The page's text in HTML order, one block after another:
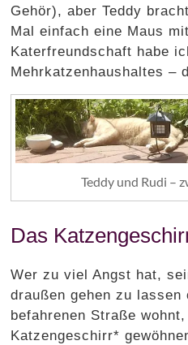
Gehör), aber Teddy
Mal einfach eine Maus
Katerfreundschaft habe
Mehrkatzenhaushaltes –
Teddy und Rudi –
Das
Wer zu viel Angst hat,
draußen gehen zu lassen
befahrenen Straße
Katzengeschirr*